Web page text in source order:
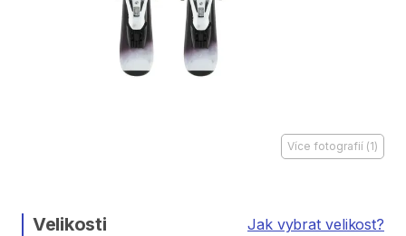
Více fotografií (1)
Velikosti Jak vybrat velikost?